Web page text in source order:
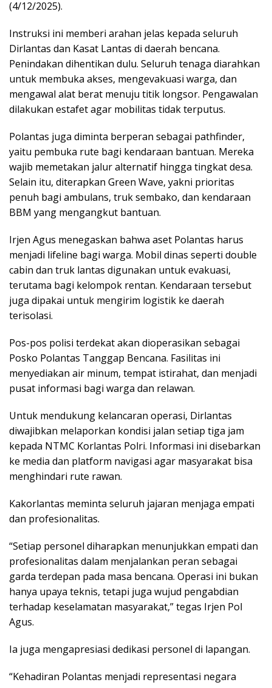
(4/12/2025).
Instruksi ini memberi arahan jelas kepada seluruh
Dirlantas dan Kasat Lantas di daerah bencana.
Penindakan dihentikan dulu. Seluruh tenaga diarahkan
untuk membuka akses, mengevakuasi warga, dan
mengawal alat berat menuju titik longsor. Pengawalan
dilakukan estafet agar mobilitas tidak terputus.
Polantas juga diminta berperan sebagai pathfinder,
yaitu pembuka rute bagi kendaraan bantuan. Mereka
wajib memetakan jalur alternatif hingga tingkat desa.
Selain itu, diterapkan Green Wave, yakni prioritas
penuh bagi ambulans, truk sembako, dan kendaraan
BBM yang mengangkut bantuan.
Irjen Agus menegaskan bahwa aset Polantas harus
menjadi lifeline bagi warga. Mobil dinas seperti double
cabin dan truk lantas digunakan untuk evakuasi,
terutama bagi kelompok rentan. Kendaraan tersebut
juga dipakai untuk mengirim logistik ke daerah
terisolasi.
Pos-pos polisi terdekat akan dioperasikan sebagai
Posko Polantas Tanggap Bencana. Fasilitas ini
menyediakan air minum, tempat istirahat, dan menjadi
pusat informasi bagi warga dan relawan.
Untuk mendukung kelancaran operasi, Dirlantas
diwajibkan melaporkan kondisi jalan setiap tiga jam
kepada NTMC Korlantas Polri. Informasi ini disebarkan
ke media dan platform navigasi agar masyarakat bisa
menghindari rute rawan.
Kakorlantas meminta seluruh jajaran menjaga empati
dan profesionalitas.
“Setiap personel diharapkan menunjukkan empati dan
profesionalitas dalam menjalankan peran sebagai
garda terdepan pada masa bencana. Operasi ini bukan
hanya upaya teknis, tetapi juga wujud pengabdian
terhadap keselamatan masyarakat,” tegas Irjen Pol
Agus.
Ia juga mengapresiasi dedikasi personel di lapangan.
“Kehadiran Polantas menjadi representasi negara